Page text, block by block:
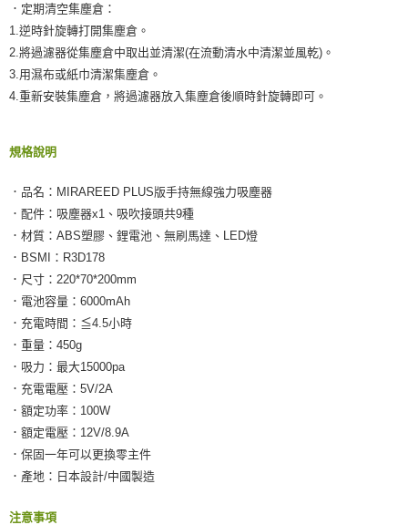
．定期清空集塵倉：
1.逆時針旋轉打開集塵倉。
2.將過濾器從集塵倉中取出並清潔(在流動清水中清潔並風乾)。
3.用濕布或紙巾清潔集塵倉。
4.重新安裝集塵倉，將過濾器放入集塵倉後順時針旋轉即可。
規格說明
．品名：MIRAREED PLUS版手持無線強力吸塵器
．配件：吸塵器x1、吸吹接頭共9種
．材質：ABS塑膠、鋰電池、無刷馬達、LED燈
．BSMI：R3D178
．尺寸：220*70*200mm
．電池容量：6000mAh
．充電時間：≦4.5小時
．重量：450g
．吸力：最大15000pa
．充電電壓：5V/2A
．額定功率：100W
．額定電壓：12V/8.9A
．保固一年可以更換零主件
．產地：日本設計/中國製造
注意事項